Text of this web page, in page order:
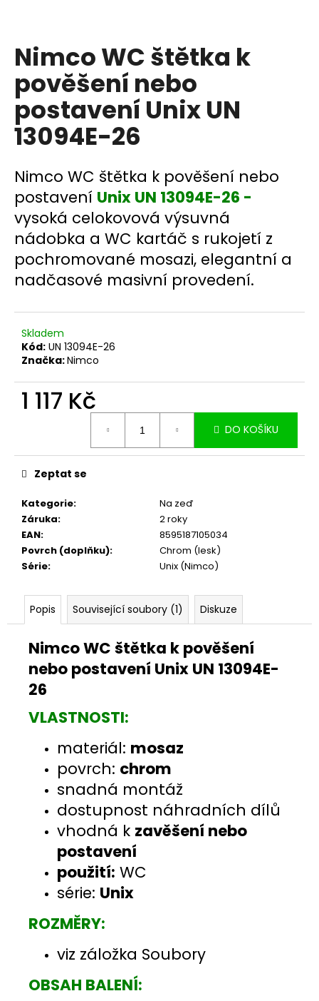
Nimco WC štětka k
pověšení nebo
postavení Unix UN
13094E-26
Nimco WC štětka k pověšení nebo
postavení Unix UN 13094E-26 -
vysoká celokovová výsuvná
nádobka a WC kartáč s rukojetí z
pochromované mosazi, elegantní a
nadčasové masivní provedení.
Skladem
Kód: UN 13094E-26
Značka:Nimco
1 117 Kč
DO KOŠÍKU
Kategorie:
Na zeď
Záruka:
2 roky
EAN:
8595187105034
Povrch (doplňku):
Chrom (lesk)
Série: Unix (Nimco)
Zeptat se
Popis Související soubory (1) Diskuze
Nimco WC štětka k pověšení
nebo postavení Unix UN 13094E-
26
VLASTNOSTI:
materiál: mosaz
povrch: chrom
snadná montáž
dostupnost náhradních dílů
vhodná k zavěšení nebo
postavení
použití: WC
série: Unix
ROZMĚRY:
viz záložka Soubory
OBSAH BALENÍ:
í
t
?
D
o
p
o
r
u
e
m
e